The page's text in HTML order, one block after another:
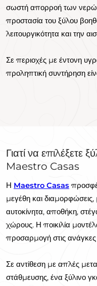
σωστή απορροή των
προστασία του ξύλου
λειτουργικότητα και την
Σε περιοχές με έντονη
προληπτική συντήρηση
Γιατί να επιλέξετε
Maestro Casas
Η Maestro Casas
μεγέθη και
αυτοκίνητα, αποθήκη,
χώρους. Η ποικιλία
προσαρμογή στις ανάγκες
Σε αντίθεση με απλές
στάθμευσης, ένα ξύλινο